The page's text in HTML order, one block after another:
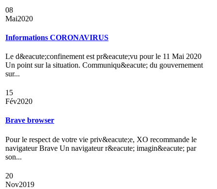
08
Mai2020
Informations CORONAVIRUS
Le d&eacute;confinement est pr&eacute;vu pour le 11 Mai 2020
Un point sur la situation. Communiqu&eacute; du gouvernement
sur...
15
Fév2020
Brave browser
Pour le respect de votre vie priv&eacute;e, XO recommande le
navigateur Brave Un navigateur r&eacute; imagin&eacute; par
son...
20
Nov2019